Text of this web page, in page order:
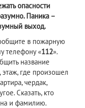
опасности
Паника –
выход.
в пожарную
телефону «112».
название
где произошел
чердак,
Сказать, кто
и фамилию.